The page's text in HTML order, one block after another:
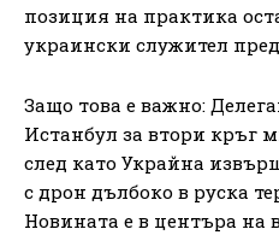
позиция на практика
украински служител
Защо това е важно:
Истанбул за втори кръг
след като Украйна
с дрон дълбоко в руска
Новината е в центъра на